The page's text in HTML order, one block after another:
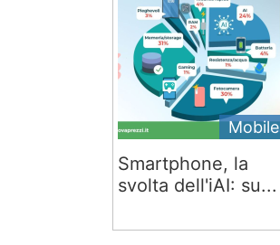
Mobile
Smartphone, la
svolta dell'iAI: su...